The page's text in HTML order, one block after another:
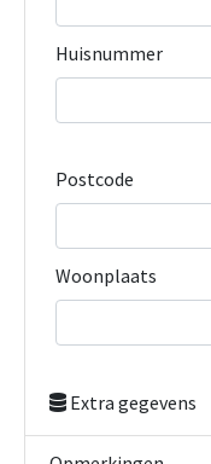
Huisnummer
Postcode
Woonplaats
Extra gegevens